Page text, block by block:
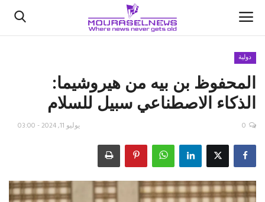
الأخبار
كتّابنا
اقتصاد
دولية
المحفوظ بن بيه من هيروشيما:
الذكاء الاصطناعي سبيل للسلام
يوليو 11, 2024 - 03:00 0